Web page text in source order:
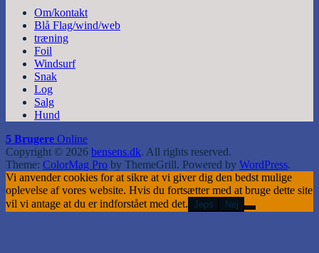
Om/kontakt
Blå Flag/wind/web
træning
Foil
Windsurf
Snak
Log
Salg
Hund
5 Brugere Online
Copyright © 2026 bensens.dk. All rights reserved.
Theme: ColorMag Pro by ThemeGrill. Powered by WordPress.
Vi anvender cookies for at sikre at vi giver dig den bedst mulige
oplevelse af vores website. Hvis du fortsætter med at bruge dette site
vil vi antage at du er indforstået med det. Jeps Nej